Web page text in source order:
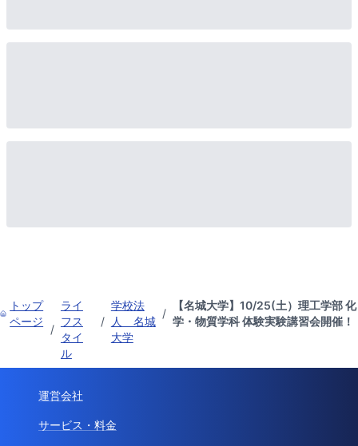
トップ
ページ
/
ライ
フス
タイ
ル
/
学校法
人 名城
大学
/
【名城大学】10/25(土）理工学部 化
学・物質学科 体験実験講習会開催！
運営会社
サービス・料金